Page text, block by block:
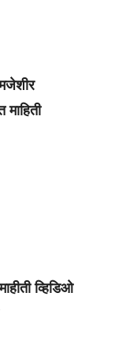
माहिती
व्हिडिओ